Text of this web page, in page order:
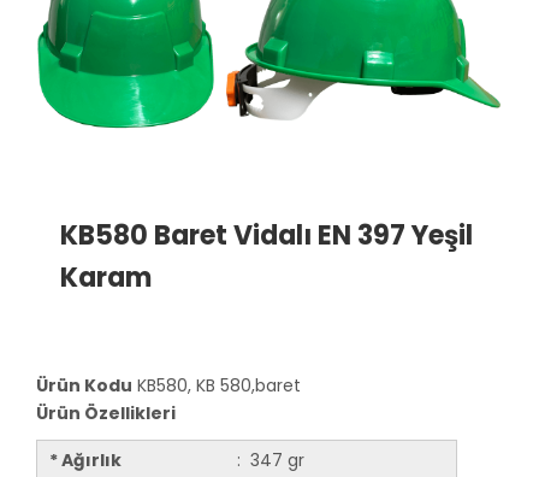
KB580 Baret Vidalı EN 397 Yeşil
Karam
Ürün Kodu KB580, KB 580,baret
Ürün Özellikleri
* Ağırlık
: 347 gr